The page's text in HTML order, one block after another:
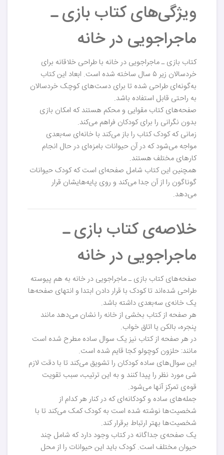
ویژگی‌های کتاب بازی ـ
ماجراجویی در خانه
کتاب بازی ـ ماجراجویی در خانه با طراحی خلاقانه برای
خردسالان زیر ۵ سال ساخته شده است. ابعاد این کتاب
به‌گونه‌ای طراحی شده تا برای دست‌های کوچک خردسالان
به راحتی قابل استفاده باشد.
صفحه‌های کتاب مقوایی و محکم هستند که امکان بازی
بدون نگرانی را برای کودکان فراهم می‌کند.
زمانی که کودک کتاب را باز می‌کند با خانه‌ای سه‌بعدی
مواجه می‌شود که در آن حیوانات بامزه‌ای در حال انجام
کارهای مختلف هستند.
همچنین این کتاب شامل صفحه‌ای است که کودک حیوانات
گوناگون را از آن جدا می‌کند و روی پایه‌هایشان قرار
می‌دهد.
خلاصه‌ی کتاب بازی ـ
ماجراجویی در خانه
صفحه‌های کتاب بازی ـ ماجراجویی در خانه به هم پیوسته
طراحی شده‌اند تا کودک با قرار دادن ابتدا و انتهای صفحه‌ها
یک خانه‌ی سه‌بعدی داشته باشد.
هر صفحه از کتاب بخشی از خانه را نشان می‌دهد مانند
پنجره، بالکن یا اتاق خواب.
در هر صفحه از کتاب نیز یک سوال ساده مطرح شده است
مانند: حلزون کوچولو کجا قایم شده است.
این سوال‌های ساده کودکان را تشویق می‌کند تا با دقت لازم
شی مورد نظر را پیدا کنند و به این ترتیب، سبب تقویت
قوه‌ی تمرکز آنها می‌شود.
جمله‌های ساده و کودکانه‌ای که در کنار هر کدام از
شخصیت‌ها نوشته شده است به کودک کمک می‌کند تا با
شخصیت‌ها بهتر ارتباط برقرار کند.
یک صفحه‌ی جداگانه در کتاب وجود دارد که شامل چند
حیوان مختلف است. کودک باید این حیوانات را از محل